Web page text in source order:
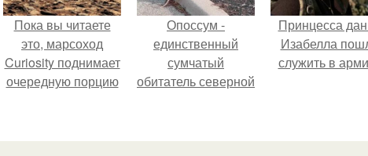
Пока вы читаете
это, марсоход
Curiosity поднимает
очередную порцию
Опоссум -
единственный
сумчатый
обитатель северной
Принцесса
Изабелла
служить в